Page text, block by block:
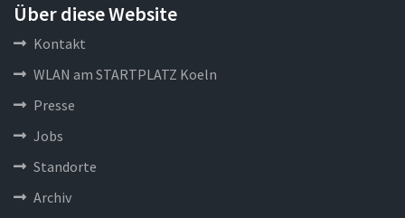
Über diese Website
Kontakt
WLAN am STARTPLATZ Koeln
Presse
Jobs
Standorte
Archiv